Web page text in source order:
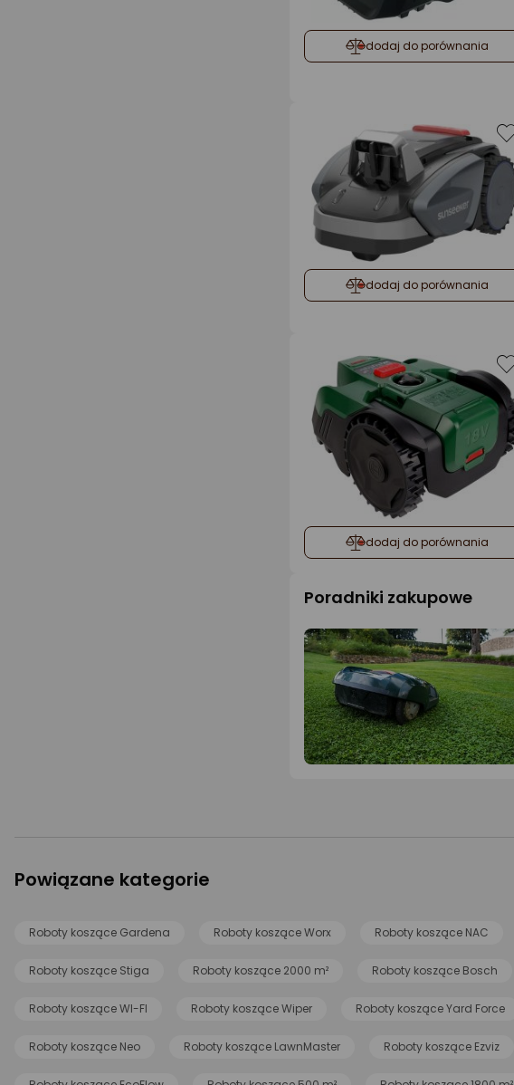
dodaj do porównania
dodaj do porównania
dodaj do porównania
Poradniki zakupowe
Powiązane kategorie
Roboty koszące Gardena Roboty koszące Worx Roboty koszące NAC
Roboty koszące Stiga Roboty koszące 2000 m² Roboty koszące Bosch
Roboty koszące WI-FI Roboty koszące Wiper Roboty koszące Yard Force
Roboty koszące Neo Roboty koszące LawnMaster Roboty koszące Ezviz